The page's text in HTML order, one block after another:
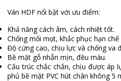
Ván HDF nổi bật với ưu điểm:
Khả năng cách âm, cách nhiệt tốt.
Chống mối mọt, khắc phục hạn chế
Độ cứng cao, chịu lực và chống va
Bề mặt gỗ nhẵn mịn, đều màu.
Cấu trúc chắc chắn, chịu được áp
phủ bề mặt PVC hút chân không 5